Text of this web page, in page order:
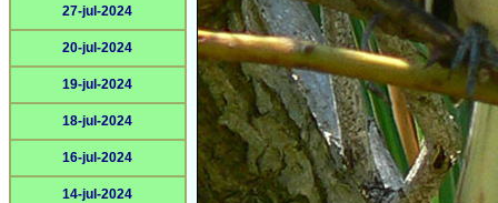
27-jul-2024
20-jul-2024
19-jul-2024
18-jul-2024
16-jul-2024
14-jul-2024